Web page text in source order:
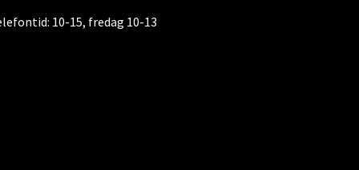
10-15, fredag 10-13